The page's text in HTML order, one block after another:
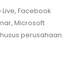
Facebook
Microsoft
perusahaan.